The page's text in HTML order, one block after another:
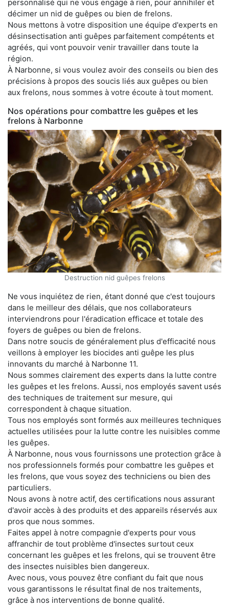
personnalisé qui ne vous engage à rien, pour annihiler et
décimer un nid de guêpes ou bien de frelons.
Nous mettons à votre disposition une équipe d'experts en
désinsectisation anti guêpes parfaitement compétents et
agréés, qui vont pouvoir venir travailler dans toute la
région.
À Narbonne, si vous voulez avoir des conseils ou bien des
précisions à propos des soucis liés aux guêpes ou bien
aux frelons, nous sommes à votre écoute à tout moment.
Nos opérations pour combattre les guêpes et les
frelons à Narbonne
Destruction nid guêpes frelons
Ne vous inquiétez de rien, étant donné que c'est toujours
dans le meilleur des délais, que nos collaborateurs
interviendrons pour l'éradication efficace et totale des
foyers de guêpes ou bien de frelons.
Dans notre soucis de généralement plus d'efficacité nous
veillons à employer les biocides anti guêpe les plus
innovants du marché à Narbonne 11.
Nous sommes clairement des experts dans la lutte contre
les guêpes et les frelons. Aussi, nos employés savent usés
des techniques de traitement sur mesure, qui
correspondent à chaque situation.
Tous nos employés sont formés aux meilleures techniques
actuelles utilisées pour la lutte contre les nuisibles comme
les guêpes.
À Narbonne, nous vous fournissons une protection grâce à
nos professionnels formés pour combattre les guêpes et
les frelons, que vous soyez des techniciens ou bien des
particuliers.
Nous avons à notre actif, des certifications nous assurant
d'avoir accès à des produits et des appareils réservés aux
pros que nous sommes.
Faites appel à notre compagnie d'experts pour vous
affranchir de tout problème d'insectes surtout ceux
concernant les guêpes et les frelons, qui se trouvent être
des insectes nuisibles bien dangereux.
Avec nous, vous pouvez être confiant du fait que nous
vous garantissons le résultat final de nos traitements,
grâce à nos interventions de bonne qualité.